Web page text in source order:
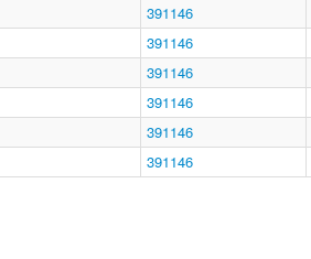
391146
391146
391146
391146
391146
391146